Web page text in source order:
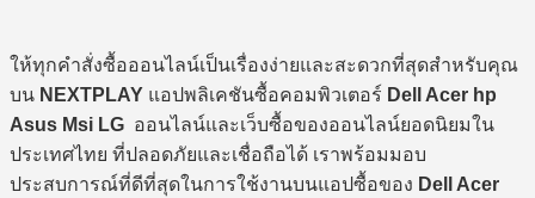
ให้ทุกคำสั่งซื้อออนไลน์เป็นเรื่องง่ายและสะดวกที่สุดสำหรับคุณ
บน NEXTPLAY แอปพลิเคชันซื้อคอมพิวเตอร์ Dell Acer hp
Asus Msi LG ออนไลน์และเว็บซื้อของออนไลน์ยอดนิยมใน
ประเทศไทย ที่ปลอดภัยและเชื่อถือได้ เราพร้อมมอบ
ประสบการณ์ที่ดีที่สุดในการใช้งานบนแอปซื้อของ Dell Acer